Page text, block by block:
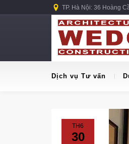
TP. Hà Nội: 36 Hoàng
Dịch vụ Tư vấn
TH6
30